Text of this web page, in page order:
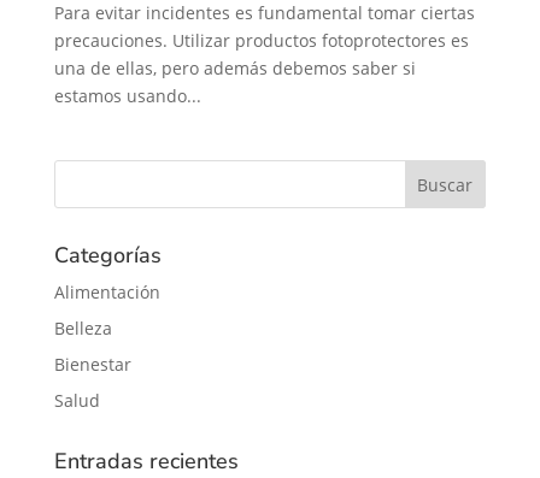
Para evitar incidentes es fundamental tomar ciertas
precauciones. Utilizar productos fotoprotectores es
una de ellas, pero además debemos saber si
estamos usando...
Categorías
Alimentación
Belleza
Bienestar
Salud
Entradas recientes